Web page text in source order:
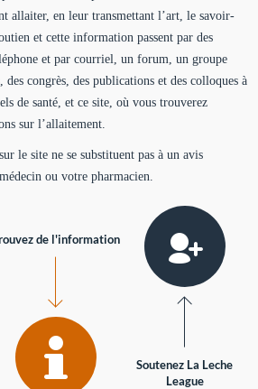
allaiter, en leur transmettant l’art, le savoir-
et cette information passent par des
et par courriel, un forum, un groupe
congrès, des publications et des colloques à
de santé, et ce site, où vous trouverez
sur l’allaitement.
le site ne se substituent pas à un avis
ou votre pharmacien.
de l'information
Soutenez La Leche
League